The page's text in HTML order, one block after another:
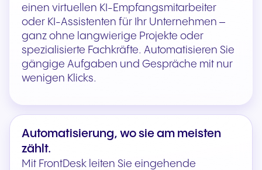
einen virtuellen KI-Empfangsmitarbeiter
oder KI-Assistenten für Ihr Unternehmen –
ganz ohne langwierige Projekte oder
spezialisierte Fachkräfte. Automatisieren Sie
gängige Aufgaben und Gespräche mit nur
wenigen Klicks.
Automatisierung, wo sie am meisten
zählt.
Mit FrontDesk leiten Sie eingehende